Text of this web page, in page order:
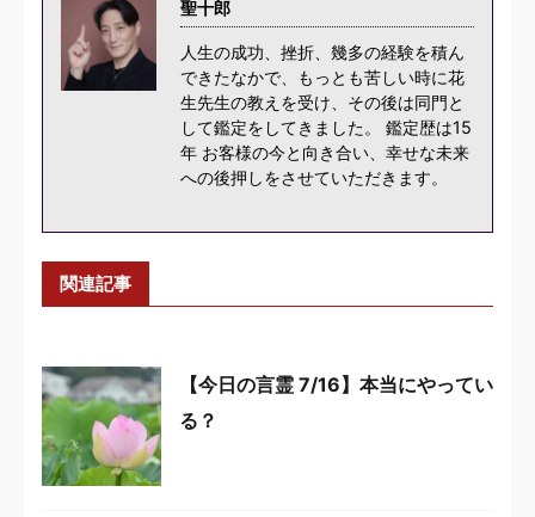
聖十郎
人生の成功、挫折、幾多の経験を積ん
できたなかで、もっとも苦しい時に花
生先生の教えを受け、その後は同門と
して鑑定をしてきました。 鑑定歴は15
年 お客様の今と向き合い、幸せな未来
への後押しをさせていただきます。
関連記事
【今日の言霊 7/16】本当にやってい
る？